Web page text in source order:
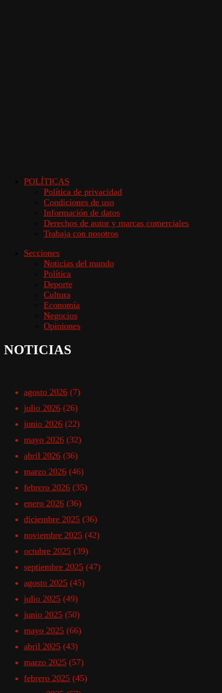
POLÍTICAS
Política de privacidad
Condiciones de uso
Información de datos
Derechos de autor y marcas comerciales
Trabaja con nosotros
Secciones
Noticias del mundo
Política
Deporte
Cultura
Economía
Negocios
Opiniones
NOTICIAS
agosto 2026 (7)
julio 2026 (26)
junio 2026 (22)
mayo 2026 (32)
abril 2026 (36)
marzo 2026 (46)
febrero 2026 (35)
enero 2026 (36)
diciembre 2025 (36)
noviembre 2025 (42)
octubre 2025 (39)
septiembre 2025 (47)
agosto 2025 (45)
julio 2025 (49)
junio 2025 (50)
mayo 2025 (66)
abril 2025 (43)
marzo 2025 (57)
febrero 2025 (45)